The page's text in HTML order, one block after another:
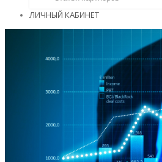
ЛИЧНЫЙ КАБИНЕТ